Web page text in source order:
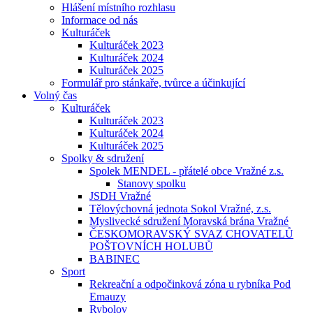
Hlášení místního rozhlasu
Informace od nás
Kulturáček
Kulturáček 2023
Kulturáček 2024
Kulturáček 2025
Formulář pro stánkaře, tvůrce a účinkující
Volný čas
Kulturáček
Kulturáček 2023
Kulturáček 2024
Kulturáček 2025
Spolky & sdružení
Spolek MENDEL - přátelé obce Vražné z.s.
Stanovy spolku
JSDH Vražné
Tělovýchovná jednota Sokol Vražné, z.s.
Myslivecké sdružení Moravská brána Vražné
ČESKOMORAVSKÝ SVAZ CHOVATELŮ
POŠTOVNÍCH HOLUBŮ
BABINEC
Sport
Rekreační a odpočinková zóna u rybníka Pod
Emauzy
Rybolov